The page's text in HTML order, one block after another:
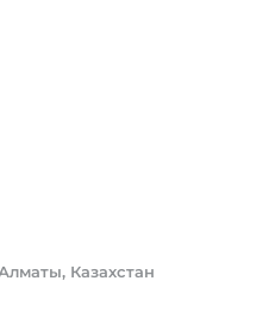
Казахстан